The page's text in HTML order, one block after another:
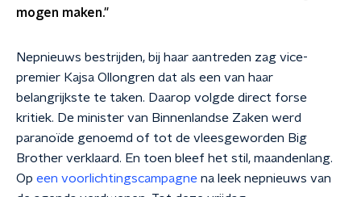
mogen maken."
Nepnieuws bestrijden, bij haar aantreden zag vice-
premier Kajsa Ollongren dat als een van haar
belangrijkste te taken. Daarop volgde direct forse
kritiek. De minister van Binnenlandse Zaken werd
paranoïde genoemd of tot de vleesgeworden Big
Brother verklaard. En toen bleef het stil, maandenlang.
Op een voorlichtingscampagne na leek nepnieuws van